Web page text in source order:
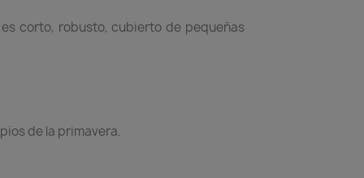
corto, robusto, cubierto de pequeñas
de la primavera.